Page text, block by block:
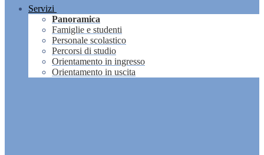
Servizi
Panoramica
Famiglie e studenti
Personale scolastico
Percorsi di studio
Orientamento in ingresso
Orientamento in uscita